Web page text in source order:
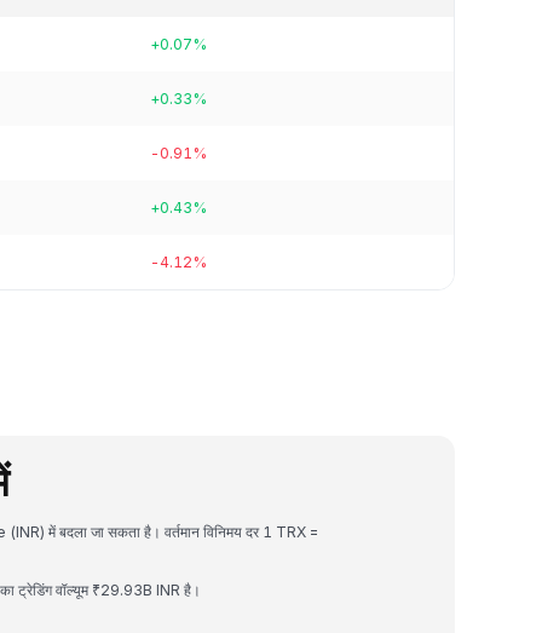
+0.07%
+0.33%
-0.91%
+0.43%
-4.12%
में बदला जा सकता है। वर्तमान विनिमय दर 1 TRX =
ट्रेडिंग वॉल्यूम ₹29.93B INR है।